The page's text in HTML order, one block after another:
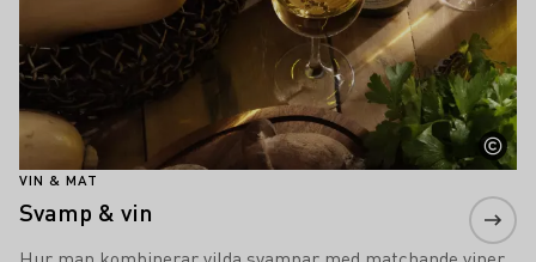
VIN & MAT
Svamp & vin